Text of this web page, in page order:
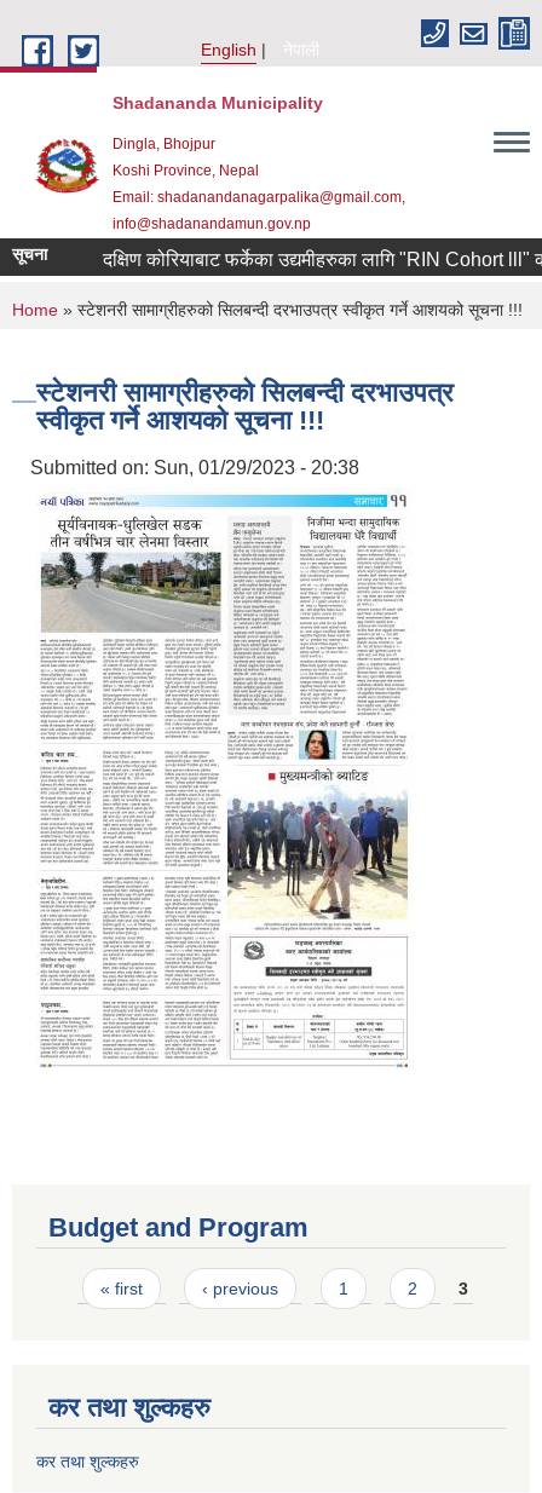
English
नेपाली
Shadananda Municipality
Dingla, Bhojpur
Koshi Province, Nepal
Email: shadanandanagarpalika@gmail.com,
info@shadanandamun.gov.np
सूचना दक्षिण कोरियाबाट फर्केका उद्यमीहरुका लागि "RIN Cohort lll"
You are here
Home » स्टेशनरी सामाग्रीहरुको सिलबन्दी दरभाउपत्र स्वीकृत गर्ने आशयको सूचना !!!
स्टेशनरी सामाग्रीहरुको सिलबन्दी दरभाउपत्र
स्वीकृत गर्ने आशयको सूचना !!!
Submitted on: Sun, 01/29/2023 - 20:38
Budget and Program
Pages
« first ‹ previous 1 2 3
कर तथा शुल्कहरु
कर तथा शुल्कहरु